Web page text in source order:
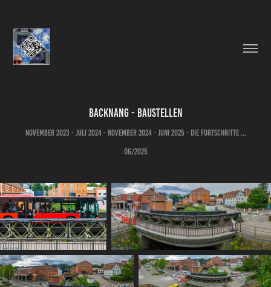
Backnang - Baustellen
November 2023 - Juli 2024 - November 2024 - Juni 2025 - Die Fortschritte ...
06/2025